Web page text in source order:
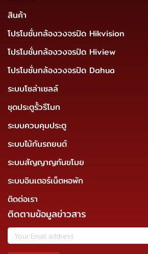
สินค้า
โปรโมชั่นกล้องวงจรปิด Hikvision
โปรโมชั่นกล้องวงจรปิด Hiview
โปรโมชั่นกล้องวงจรปิด Dahua
ระบบโซล่าเซลล์
ชุดประตูรั้วรีโมท
ระบบควบคุมประตู
ระบบไม้กันรถยนต์
ระบบสัญญาญกันขโมย
ระบบอินเตอร์เน็ตหอพัก
ติดต่อเรา
ติดตามข้อมูลข่าวสาร